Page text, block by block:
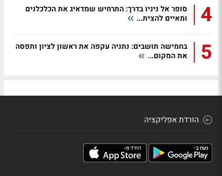
4
סופר אל ניניו בדרך: התרחיש שמדאיג את הכלכלנים
ומאיים להצית...
5
בחמישה תושבים: נתניה עקפה את ראשון לציון ותפסה
את המקום...
הורדת אפליקציה